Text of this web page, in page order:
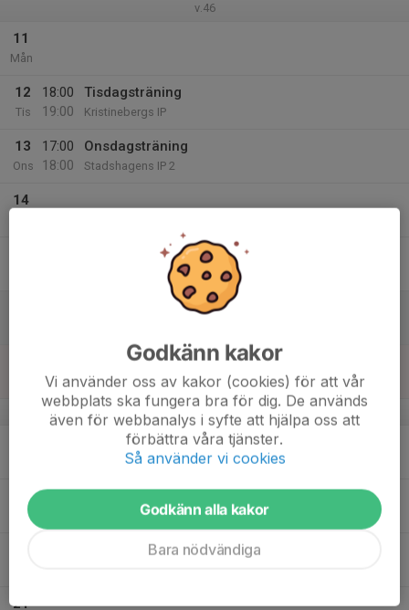
v.46
11
Mån
12
Tis
18:00
19:00
Tisdagsträning
Kristinebergs IP
13
Ons
17:00
18:00
Onsdagsträning
Stadshagens IP 2
14
v.47
19
Tis
18:00
Kristinebergs IP
21
Godkänn kakor
Vi använder oss av kakor (cookies) för att vår
webbplats ska fungera bra för dig. De används
även för webbanalys i syfte att hjälpa oss att
förbättra våra tjänster.
Så använder vi cookies
Godkänn alla kakor
Bara nödvändiga